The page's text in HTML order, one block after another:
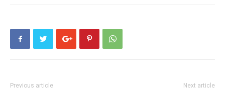
Previous article Next article